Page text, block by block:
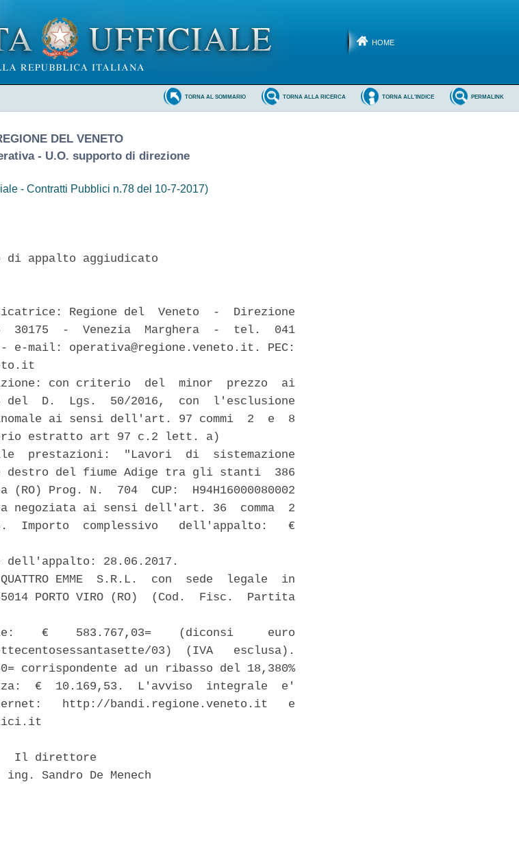
HOME
PERMALINK
TORNA ALL'INDICE
TORNA ALLA RICERCA
TORNA AL SOMMARIO
DEL VENETO
- U.O. supporto di direzione
- Contratti Pubblici n.78 del 10-7-2017)
di appalto aggiudicato
Regione del  Veneto  -  Direzione
30175  -  Venezia  Marghera  -  tel.  041
- e-mail: operativa@regione.veneto.it. PEC:
con criterio  del  minor  prezzo  ai
del  D.  Lgs.  50/2016,  con  l'esclusione
ai sensi dell'art. 97 commi  2  e  8
estratto art 97 c.2 lett. a)
prestazioni:  "Lavori  di  sistemazione
destro del fiume Adige tra gli stanti  386
Prog. N.  704  CUP:  H94H16000080002
negoziata ai sensi dell'art. 36  comma  2
Importo  complessivo   dell'appalto:   €
dell'appalto: 28.06.2017.
EMME  S.R.L.  con  sede  legale  in
PORTO VIRO (RO)  (Cod.  Fisc.  Partita
€    583.767,03=    (diconsi     euro
03)  (IVA   esclusa).
corrispondente ad un ribasso del 18,380%
€  10.169,53.  L'avviso  integrale  e'
http://bandi.regione.veneto.it   e
Il direttore
ing. Sandro De Menech